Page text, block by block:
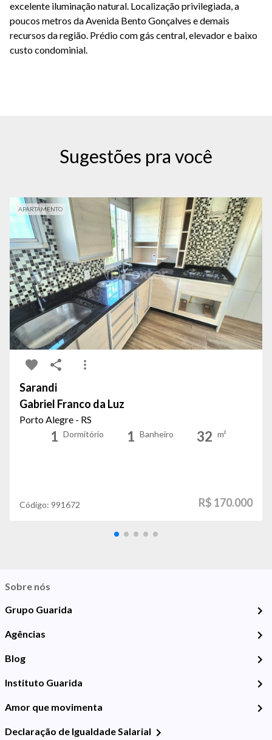
excelente iluminação natural. Localização privilegiada, a
poucos metros da Avenida Bento Gonçalves e demais
recursos da região. Prédio com gás central, elevador e baixo
custo condominial.
Sugestões pra você
APARTAMENTO
Sarandi
Gabriel Franco da Luz
Porto Alegre - RS
1 Dormitório 1 Banheiro 32 m²
Código: 991672 R$ 170.000
Sobre nós
Grupo Guarida
Agências
Blog
Instituto Guarida
Amor que movimenta
Declaração de Igualdade Salarial